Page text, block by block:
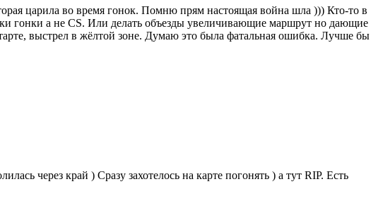
царила во время гонок. Помню прям настоящая война шла ))) Кто-то в
гонки а не CS. Или делать объезды увеличивающие маршрут но дающие
выстрел в жёлтой зоне. Думаю это была фатальная ошибка. Лучше бы
через край ) Сразу захотелось на карте погонять ) а тут RIP. Есть